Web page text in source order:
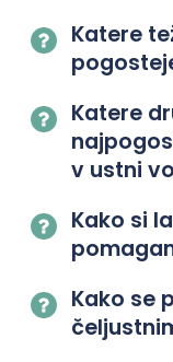
Katere
Katere
v ustni
Kako si
Kako se